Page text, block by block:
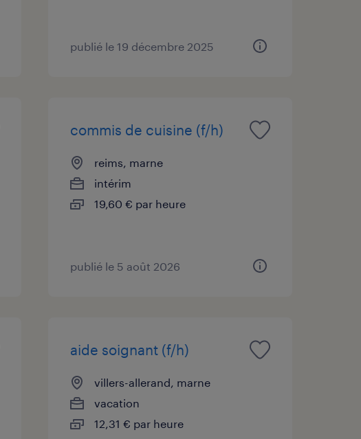
publié le 19 décembre 2025
commis de cuisine (f/h)
reims, marne
intérim
19,60 € par heure
publié le 5 août 2026
aide soignant (f/h)
villers-allerand, marne
vacation
12,31 € par heure